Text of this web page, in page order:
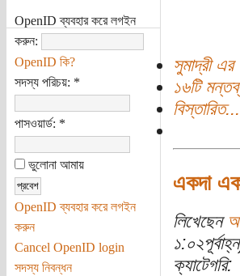
OpenID ব্যবহার করে লগইন
করুন:
OpenID কি?
সদস্য পরিচয়: *
পাসওয়ার্ড: *
ভুলোনা আমায়
OpenID ব্যবহার করে লগইন
করুন
Cancel OpenID login
সদস্য নিবন্ধন
সুমাদ্রী
১৬টি
বিস্তারিত...
একদা
লিখেছেন
ক্যাটেগরি: